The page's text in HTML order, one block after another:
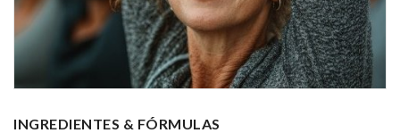
INGREDIENTES & FÓRMULAS